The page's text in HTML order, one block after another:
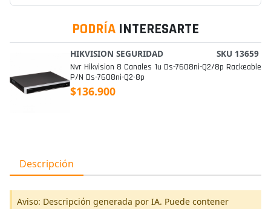
PODRÍA INTERESARTE
HIKVISION SEGURIDAD SKU 13659
Nvr Hikvision 8 Canales 1u Ds-7608ni-Q2/8p Rackeable
P/n Ds-7608ni-Q2-8p
$136.900
Descripción
Aviso: Descripción generada por IA. Puede contener